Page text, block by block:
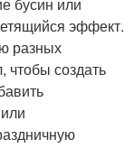
эффект.
разных
чтобы создать